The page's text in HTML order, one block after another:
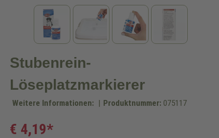
Stubenrein-
Löseplatzmarkierer
Weitere Informationen: | Produktnummer: 075117
€ 4,19*